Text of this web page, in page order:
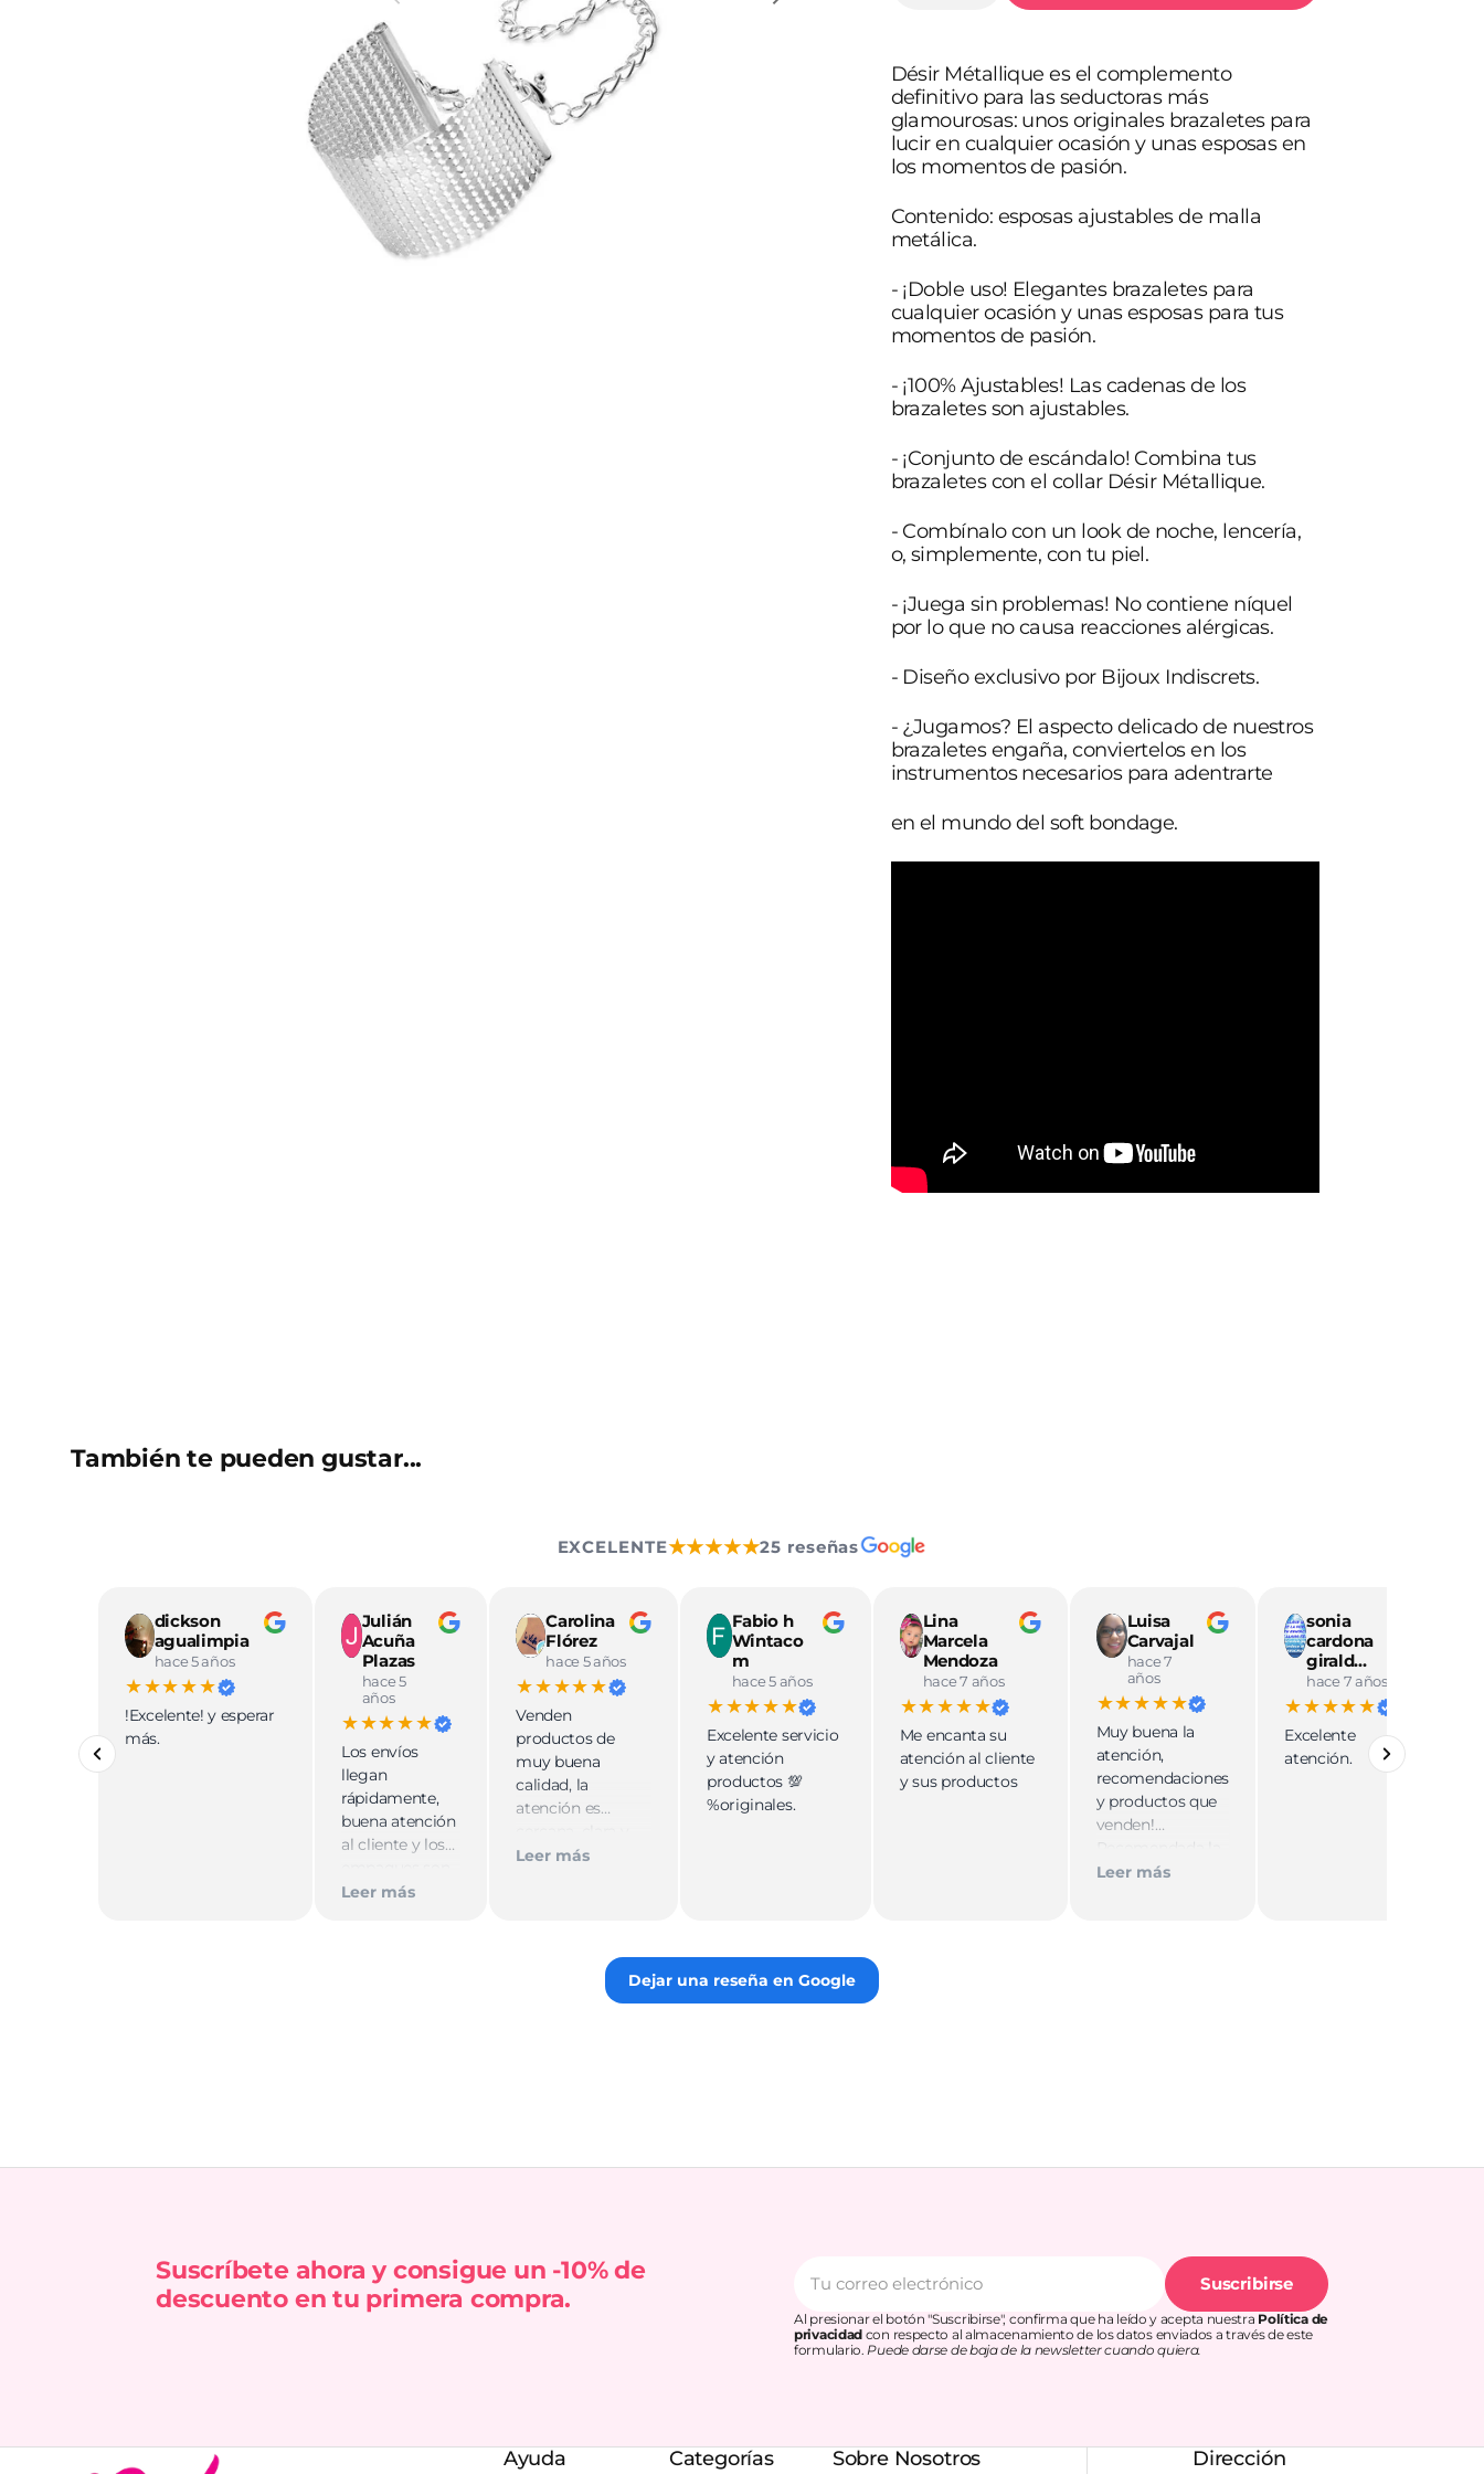
elemento
multimedia
vista
de
galería
en
vista
de
galería
DÉSIR
MÉTALLIQUE
ESPOSAS
METLICAS
PLATEADO
cantidad
DÉSIR
MÉTALLIQUE
ESPOSAS
METLICAS
PLATEADO
Désir Métallique es el complemento
definitivo para las seductoras más
glamourosas: unos originales brazaletes para
lucir en cualquier ocasión y unas esposas en
los momentos de pasión.
Contenido: esposas ajustables de malla
metálica.
- ¡Doble uso! Elegantes brazaletes para
cualquier ocasión y unas esposas para tus
momentos de pasión.
- ¡100% Ajustables! Las cadenas de los
brazaletes son ajustables.
- ¡Conjunto de escándalo! Combina tus
brazaletes con el collar Désir Métallique.
- Combínalo con un look de noche, lencería,
o, simplemente, con tu piel.
- ¡Juega sin problemas! No contiene níquel
por lo que no causa reacciones alérgicas.
- Diseño exclusivo por Bijoux Indiscrets.
- ¿Jugamos? El aspecto delicado de nuestros
brazaletes engaña, conviertelos en los
instrumentos necesarios para adentrarte
en el mundo del soft bondage.
También te pueden gustar...
EXCELENTE★★★★★25 reseñas
dickson
agualimpia
hace 5 años
★★★★★
!Excelente! y esperar
más.
Julián
Acuña
Plazas
hace 5
años
★★★★★
Los envíos
llegan
rápidamente,
buena atención
al cliente y los
discretos.
Leer más
Carolina
Flórez
hace 5 años
★★★★★
Venden
productos de
muy buena
calidad, la
atención es
muy buena.
Leer más
Fabio h
Wintaco
m
hace 5 años
★★★★★
Excelente servicio
y atención
productos 💯
%originales.
Lina
Marcela
Mendoza
hace 7 años
★★★★★
Me encanta su
atención al cliente
y sus productos
Luisa
Carvajal
hace 7
años
★★★★★
Muy buena la
atención,
recomendaciones
y productos que
venden!
tienda 😁
Leer más
sonia
cardona
girald…
hace 7 años
★★★★★
Excelente
atención.
Dejar una reseña en Google
Suscríbete ahora y consigue un -10% de
descuento en tu primera compra.
correo
electrónico
Suscribirse
Al presionar el botón "Suscribirse", confirma que ha leído y acepta nuestra Política de
privacidad con respecto al almacenamiento de los datos enviados a través de este
formulario.Puede darse de baja de la newsletter cuando quiera.
Ayuda Categorías Sobre Nosotros Dirección